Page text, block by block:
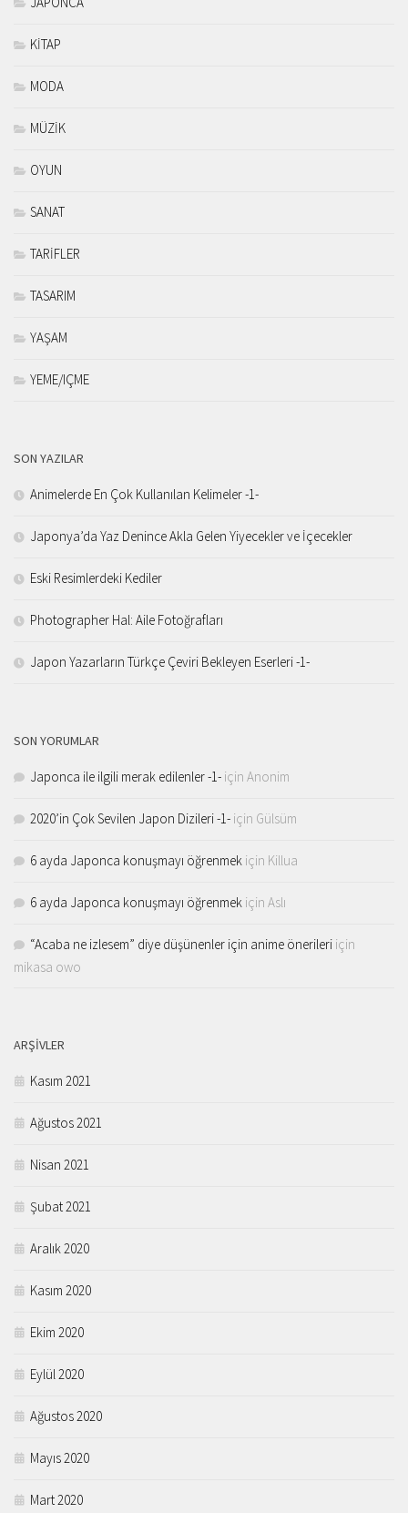
KİTAP
MODA
MÜZİK
OYUN
SANAT
TARİFLER
TASARIM
YAŞAM
YEME/IÇME
SON YAZILAR
Animelerde En Çok Kullanılan Kelimeler -1-
Japonya’da Yaz Denince Akla Gelen Yiyecekler ve İçecekler
Eski Resimlerdeki Kediler
Photographer Hal: Aile Fotoğrafları
Japon Yazarların Türkçe Çeviri Bekleyen Eserleri -1-
SON YORUMLAR
Japonca ile ilgili merak edilenler -1- için Anonim
2020’in Çok Sevilen Japon Dizileri -1- için Gülsüm
6 ayda Japonca konuşmayı öğrenmek için Killua
6 ayda Japonca konuşmayı öğrenmek için Aslı
“Acaba ne izlesem” diye düşünenler için anime önerileri için
mikasa owo
ARŞIVLER
Kasım 2021
Ağustos 2021
Nisan 2021
Şubat 2021
Aralık 2020
Kasım 2020
Ekim 2020
Eylül 2020
Ağustos 2020
Mayıs 2020
Mart 2020